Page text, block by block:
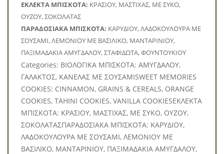
ΕΚΛΕΚΤΑ ΜΠΙΣΚΟΤΑ: ΚΡΑΣΙΟΥ, ΜΑΣΤΙΧΑΣ, ΜΕ ΣΥΚΟ,
ΟΥΖΟΥ, ΣΟΚΟΛΑΤΑΣ
ΠΑΡΑΔΟΣΙΑΚΑ ΜΠΙΣΚΟΤΑ: ΚΑΡΥΔΙΟΥ, ΛΑΔΟΚΟΥΛΟΥΡΑ ΜΕ
ΣΟΥΣΑΜΙ, ΛΕΜΟΝΙΟΥ ΜΕ ΒΑΣΙΛΙΚΟ, ΜΑΝΤΑΡΙΝΙΟΥ,
ΠΑΞΙΜΑΔΑΚΙΑ ΑΜΥΓΔΑΛΟΥ, ΣΤΑΦΙΔΩΤΑ, ΦΟΥΝΤΟΥΚΙΟΥ
Categories: BΙΟΛΟΓΙΚΑ ΜΠΙΣΚΟΤΑ: ΑΜΥΓΔΑΛΟΥ,
ΓΑΛΑΚΤΟΣ, ΚΑΝΕΛΑΣ ΜΕ ΣΟΥΣΑΜΙSWEET MEMORIES
COOKIES: CINNAMON, GRAINS & CEREALS, ORANGE
COOKIES, TAHINI COOKIES, VANILLA COOKIESΕΚΛΕΚΤΑ
ΜΠΙΣΚΟΤΑ: ΚΡΑΣΙΟΥ, ΜΑΣΤΙΧΑΣ, ΜΕ ΣΥΚΟ, ΟΥΖΟΥ,
ΣΟΚΟΛΑΤΑΣΠΑΡΑΔΟΣΙΑΚΑ ΜΠΙΣΚΟΤΑ: ΚΑΡΥΔΙΟΥ,
ΛΑΔΟΚΟΥΛΟΥΡΑ ΜΕ ΣΟΥΣΑΜΙ, ΛΕΜΟΝΙΟΥ ΜΕ
ΒΑΣΙΛΙΚΟ, ΜΑΝΤΑΡΙΝΙΟΥ, ΠΑΞΙΜΑΔΑΚΙΑ ΑΜΥΓΔΑΛΟΥ,